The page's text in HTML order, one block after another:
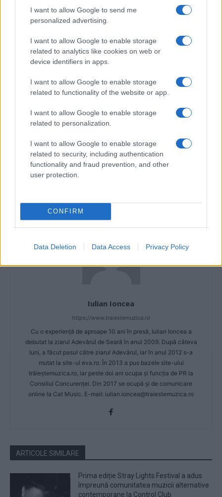
I want to allow Google to send me
personalized advertising.
I want to allow Google to enable storage
related to analytics like cookies on web or
device identifiers in apps.
I want to allow Google to enable storage
related to functionality of the website or app.
I want to allow Google to enable storage
related to personalization.
I want to allow Google to enable storage
related to security, including authentication
functionality and fraud prevention, and other
user protection.
CONFIRM
Data Deletion Data Access Privacy Policy
artisti mma
media music awards
media music awards 2016
Articol anterior
Filmul „Zoolander 2“,
disponibil în format Blu Ray şi
VIDEO Filmul „Selfie 69“,
Iulian Ioncea
https://www.traiestemuzica.ro
Cu o experiență de aproape 10 ani în presă, Iulian Ioncea a
debutat la ziarul Adevărul de Seară în anul 2009. După câteva
luni, a făcut pasul către ziarul Adevărul, iar în anul 2012 s-a
mutat la site-ul eva.ro. În 2013 a pus bazele site-ului
trăieștemuzica.ro, iar peste doi ani ocupa și funcția de PR la
Consiliul Concurenței. Din 2017 se ocupă și de comunicare
online la Cat Music. E-mail: iulian.ioncea@traiestemuzica.ro
ARTICOLE SIMILARE
Prima ediție Stray Lights Festival a adus
împreună comunitatea muzicii alternative
contemporane la Control Club